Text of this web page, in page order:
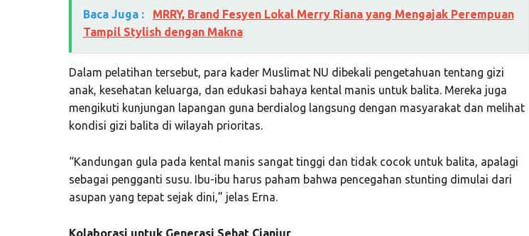
Baca Juga :
MRRY, Brand Fesyen Lokal Merry Riana yang Mengajak Perempuan
Tampil Stylish dengan Makna
Dalam pelatihan tersebut, para kader Muslimat NU dibekali pengetahuan tentang gizi
anak, kesehatan keluarga, dan edukasi bahaya kental manis untuk balita. Mereka juga
mengikuti kunjungan lapangan guna berdialog langsung dengan masyarakat dan melihat
kondisi gizi balita di wilayah prioritas.
“Kandungan gula pada kental manis sangat tinggi dan tidak cocok untuk balita, apalagi
sebagai pengganti susu. Ibu-ibu harus paham bahwa pencegahan stunting dimulai dari
asupan yang tepat sejak dini,” jelas Erna.
Kolaborasi untuk Generasi Sehat Cianjur